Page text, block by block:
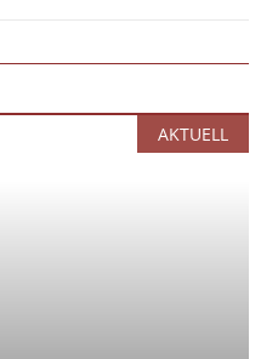
AKTUELL